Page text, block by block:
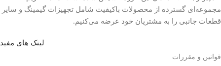
مجموعه‌ای گسترده از محصولات باکیفیت شامل تجهیزات گیمینگ و سایر
قطعات جانبی را به مشتریان خود عرضه می‌کنیم.
لینک های مفید
قوانین و مقررات